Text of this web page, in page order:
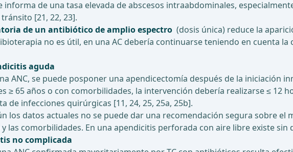
de una tasa elevada de abscesos intraabdominales,
[21, 22, 23].
de un antibiótico de amplio espectro (dosis única) reduce la
no es útil, en una AC debería continuarse teniendo en cuenta
aguda
ANC, se puede posponer una apendicectomía después de la iniciación
≥ 65 años o con comorbilidades, la intervención debería realizarse ≤ 12
de infecciones quirúrgicas [11, 24, 25, 25a, 25b].
los datos actuales no se puede dar una recomendación segura sobre
las comorbilidades. En una apendicitis perforada con aire libre existe
no complicada